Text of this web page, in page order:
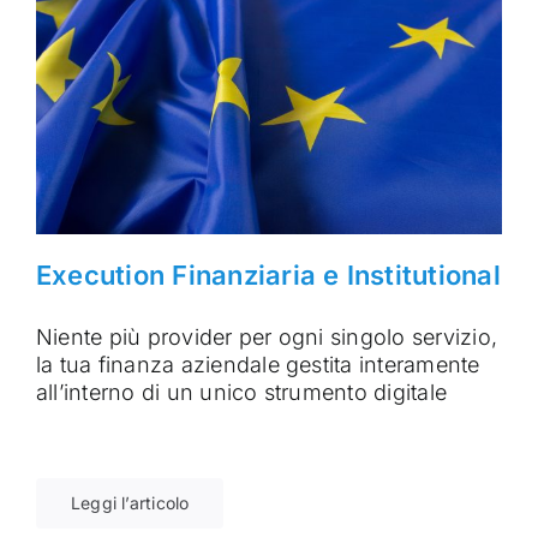
Execution Finanziaria e Institutional
Niente più provider per ogni singolo servizio,
la tua finanza aziendale gestita interamente
all’interno di un unico strumento digitale
Leggi l’articolo